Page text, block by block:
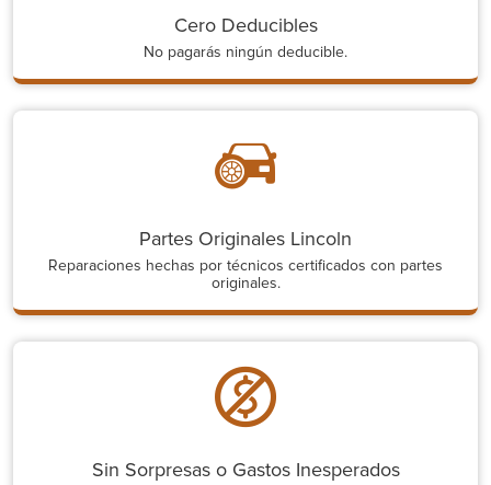
Cero Deducibles
No pagarás ningún deducible.
Partes Originales Lincoln
Reparaciones hechas por técnicos certificados con partes
originales.
Sin Sorpresas o Gastos Inesperados